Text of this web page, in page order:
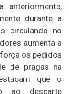
anteriormente,
durante a
circulando no
aumenta a
os pedidos
de pragas na
que o
ao descarte